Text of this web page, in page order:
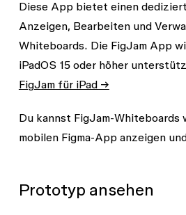
Diese App bietet einen
Anzeigen, Bearbeiten und
Whiteboards. Die FigJam App
iPadOS 15 oder höher
FigJam für iPad →
Du kannst FigJam-Whiteboards
mobilen Figma-App anzeigen
Prototyp ansehen